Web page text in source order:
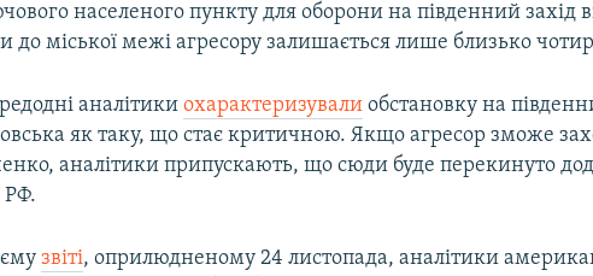
населеного пункту для оборони на південний захід
до міської межі агресору залишається лише близько
аналітикиохарактеризували обстановку на
як таку, що стає критичною. Якщо агресор зможе
аналітики припускають, що сюди буде перекинуто
РФ.
звіті, оприлюдненому 24 листопада, аналітики